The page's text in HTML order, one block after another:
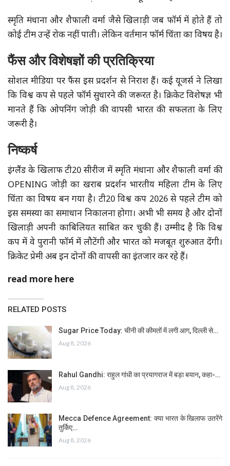
स्मृति मंधाना और शैफाली वर्मा जैसे खिलाड़ी जब फॉर्म में होते हैं तो
कोई टीम उन्हें रोक नहीं पाती। लेकिन वर्तमान फॉर्म चिंता का विषय है।
फैंस और विशेषज्ञों की प्रतिक्रिया
सोशल मीडिया पर फैंस इस प्रदर्शन से निराश हैं। कई यूजर्स ने लिखा
कि विश्व कप से पहले फॉर्म सुधारने की जरूरत है। क्रिकेट विशेषज्ञ भी
मानते हैं कि ओपनिंग जोड़ी की वापसी भारत की सफलता के लिए
जरूरी है।
निष्कर्ष
इंग्लैंड के खिलाफ टी20 सीरीज में स्मृति मंधाना और शैफाली वर्मा की
OPENING जोड़ी का खराब प्रदर्शन भारतीय महिला टीम के लिए
चिंता का विषय बन गया है। टी20 विश्व कप 2026 से पहले टीम को
इस समस्या का समाधान निकालना होगा। अभी भी समय है और दोनों
खिलाड़ी अपनी काबिलियत साबित कर चुकी हैं। उम्मीद है कि विश्व
कप में वे पुरानी फॉर्म में लौटेंगी और भारत को मजबूत शुरुआत देंगी।
क्रिकेट प्रेमी अब इन दोनों की वापसी का इंतजार कर रहे हैं।
read more here
RELATED POSTS
Sugar Price Today: चीनी की कीमतों में लगी आग, दिल्ली से…
Aug 8, 2026
Rahul Gandhi: राहुल गांधी का प्रयागराज में बड़ा बयान, कहा-…
Aug 8, 2026
Mecca Defence Agreement: क्या भारत के खिलाफ उतरेंगे
तुर्किए…
Aug 8, 2026